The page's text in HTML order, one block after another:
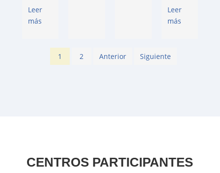
Leer
más
Leer
más
1 2 Anterior Siguiente
CENTROS PARTICIPANTES